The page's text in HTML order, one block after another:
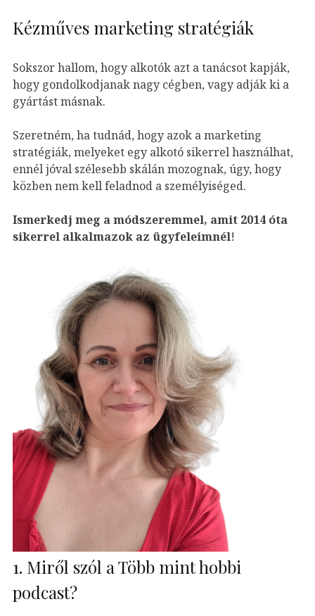
Kézműves marketing stratégiák
Sokszor hallom, hogy alkotók azt a tanácsot kapják,
hogy gondolkodjanak nagy cégben, vagy adják ki a
gyártást másnak.
Szeretném, ha tudnád, hogy azok a marketing
stratégiák, melyeket egy alkotó sikerrel használhat,
ennél jóval szélesebb skálán mozognak, úgy, hogy
közben nem kell feladnod a személyiséged.
Ismerkedj meg a módszeremmel, amit 2014 óta
sikerrel alkalmazok az ügyfeleimnél!
1. Miről szól a Több mint hobbi
podcast?